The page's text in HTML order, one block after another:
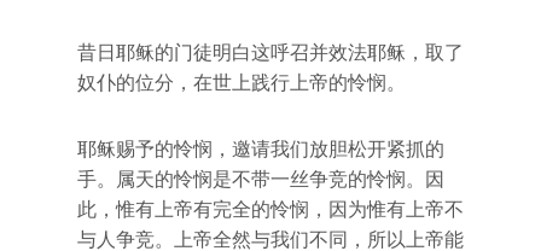
昔日耶稣的门徒明白这呼召并效法耶稣，取了
奴仆的位分，在世上践行上帝的怜悯。
耶稣赐予的怜悯，邀请我们放胆松开紧抓的
手。属天的怜悯是不带一丝争竞的怜悯。因
此，惟有上帝有完全的怜悯，因为惟有上帝不
与人争竞。上帝全然与我们不同，所以上帝能